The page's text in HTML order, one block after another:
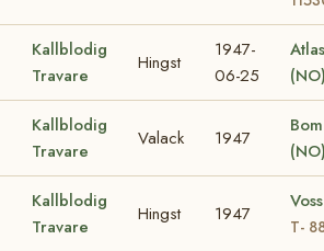
Kallblodig
Travare
Hingst
1947-
06-25
Kallblodig
Travare
Valack 1947
Kallblodig
Travare
Hingst 1947
T-